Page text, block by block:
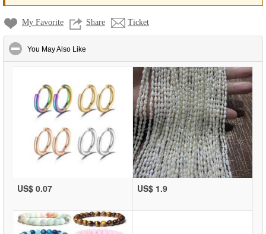
My Favorite Share Ticket
You May Also Like
US$ 0.07 US$ 1.9